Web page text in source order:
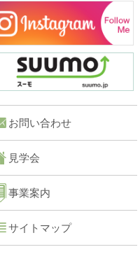
お問い合わせ
見学会
事業案内
サイトマップ